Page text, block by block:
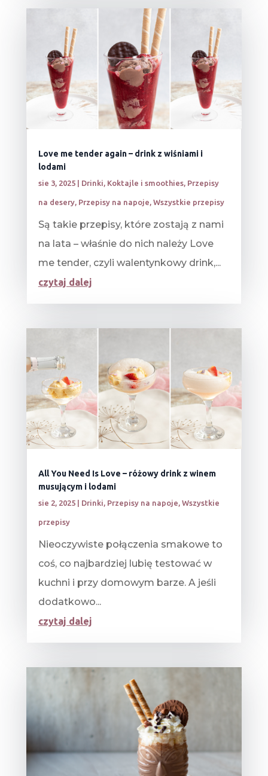
Love me tender again – drink z wiśniami i
lodami
sie 3, 2025| Drinki, Koktajle i smoothies, Przepisy
na desery, Przepisy na napoje, Wszystkie przepisy
Są takie przepisy, które zostają z nami
na lata – właśnie do nich należy Love
me tender, czyli walentynkowy drink,...
czytaj dalej
All You Need Is Love – różowy drink z winem
musującym i lodami
sie 2, 2025| Drinki, Przepisy na napoje, Wszystkie
przepisy
Nieoczywiste połączenia smakowe to
coś, co najbardziej lubię testować w
kuchni i przy domowym barze. A jeśli
dodatkowo...
czytaj dalej